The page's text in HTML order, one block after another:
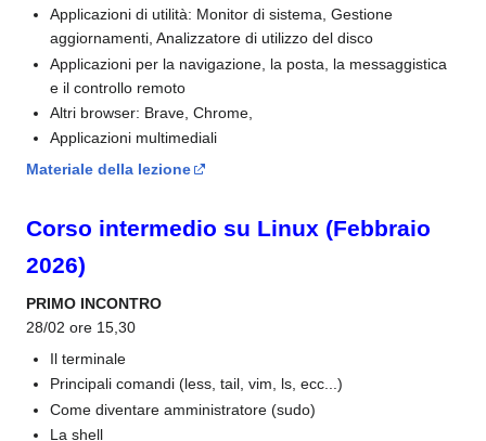
Applicazioni di utilità: Monitor di sistema, Gestione
aggiornamenti, Analizzatore di utilizzo del disco
Applicazioni per la navigazione, la posta, la messaggistica
e il controllo remoto
Altri browser: Brave, Chrome,
Applicazioni multimediali
Materiale della lezione
Corso intermedio su Linux (Febbraio
2026)
PRIMO INCONTRO
28/02 ore 15,30
Il terminale
Principali comandi (less, tail, vim, ls, ecc...)
Come diventare amministratore (sudo)
La shell